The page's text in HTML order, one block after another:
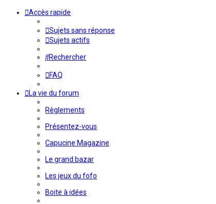
Accès rapide
Sujets sans réponse
Sujets actifs
Rechercher
FAQ
La vie du forum
Règlements
Présentez-vous
Capucine Magazine
Le grand bazar
Les jeux du fofo
Boite à idées